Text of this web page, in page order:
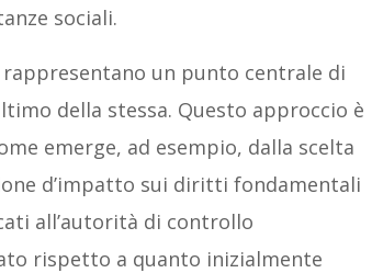
sociali.
un punto centrale di
della stessa. Questo approccio è
emerge, ad esempio, dalla scelta
d’impatto sui diritti fondamentali
all’autorità di controllo
rispetto a quanto inizialmente